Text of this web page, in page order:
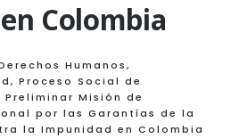
Colombia
Humanos,
, Proceso Social de
Preliminar Misión de
por las Garantías de la
la Impunidad en Colombia